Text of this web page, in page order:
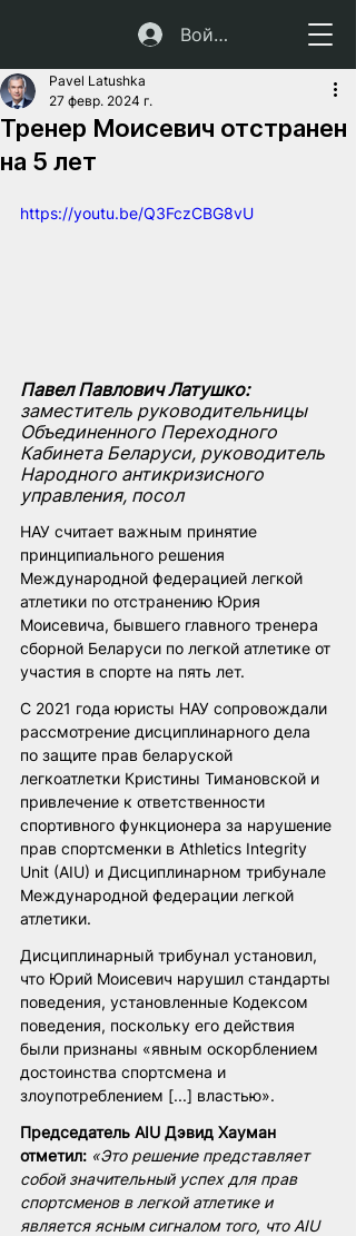
Войти
Тренер Моисевич отстранен
на 5 лет
Pavel Latushka
27 февр. 2024 г.
https://youtu.be/Q3FczCBG8vU
Павел Павлович Латушко:
заместитель руководительницы
Объединенного Переходного
Кабинета Беларуси, руководитель
Народного антикризисного
управления, посол
НАУ считает важным принятие
принципиального решения
Международной федерацией легкой
атлетики по отстранению Юрия
Моисевича, бывшего главного тренера
сборной Беларуси по легкой атлетике от
участия в спорте на пять лет.
С 2021 года юристы НАУ сопровождали
рассмотрение дисциплинарного дела
по защите прав беларуской
легкоатлетки Кристины Тимановской и
привлечение к ответственности
спортивного функционера за нарушение
прав спортсменки в Athletics Integrity
Unit (AIU) и Дисциплинарном трибунале
Международной федерации легкой
атлетики.
Дисциплинарный трибунал установил,
что Юрий Моисевич нарушил стандарты
поведения, установленные Кодексом
поведения, поскольку его действия
были признаны «явным оскорблением
достоинства спортсмена и
злоупотреблением [...] властью».
Председатель AIU Дэвид Хауман
отметил: «Это решение представляет
собой значительный успех для прав
спортсменов в легкой атлетике и
является ясным сигналом того, что AIU